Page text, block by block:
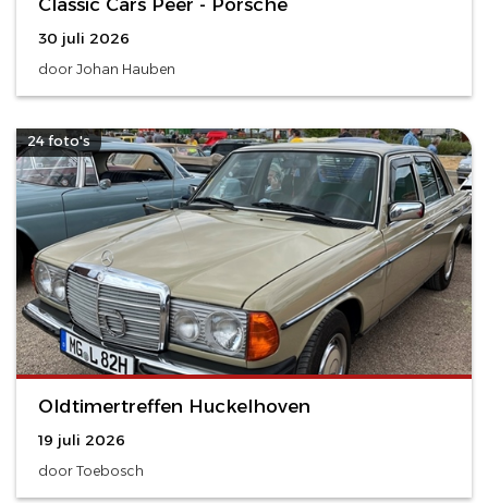
30 juli 2026
door Johan Hauben
24 foto's
Oldtimertreffen Huckelhoven
19 juli 2026
door Toebosch